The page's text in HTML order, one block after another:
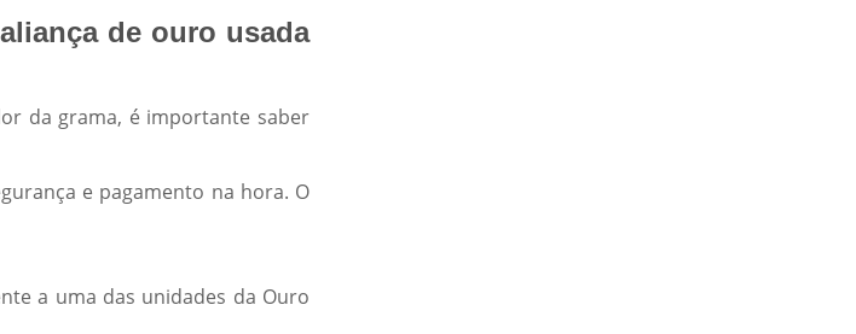
de ouro usada
da grama, é importante saber
e pagamento na hora. O
a uma das unidades da Ouro